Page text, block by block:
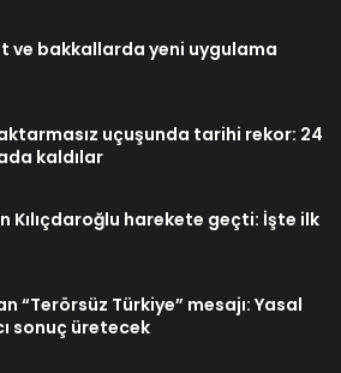
ve bakkallarda yeni uygulama
uçuşunda tarihi rekor: 24
kaldılar
Kılıçdaroğlu harekete geçti: İşte ilk
“Terörsüz Türkiye” mesajı: Yasal
sonuç üretecek